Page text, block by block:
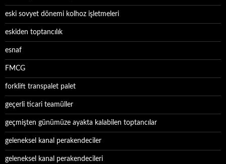
eski sovyet dönemi kolhoz işletmeleri
eskiden toptancılık
esnaf
FMCG
forklift transpalet palet
geçerli ticari teamüller
geçmişten günümüze ayakta kalabilen toptancılar
geleneksel kanal perakendeciler
geleneksel kanal perakendecileri